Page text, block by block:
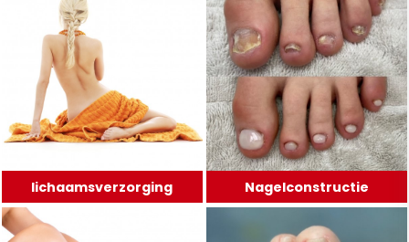
lichaamsverzorging Nagelconstructie